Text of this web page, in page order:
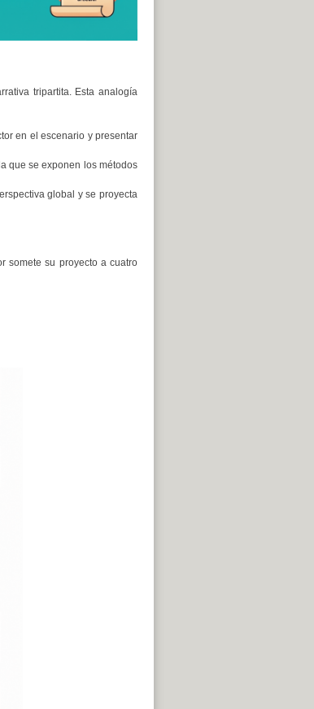
tripartita. Esta analogía
en el escenario y presentar
que se exponen los métodos
global y se proyecta
somete su proyecto a cuatro